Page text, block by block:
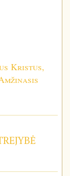
Kristus,